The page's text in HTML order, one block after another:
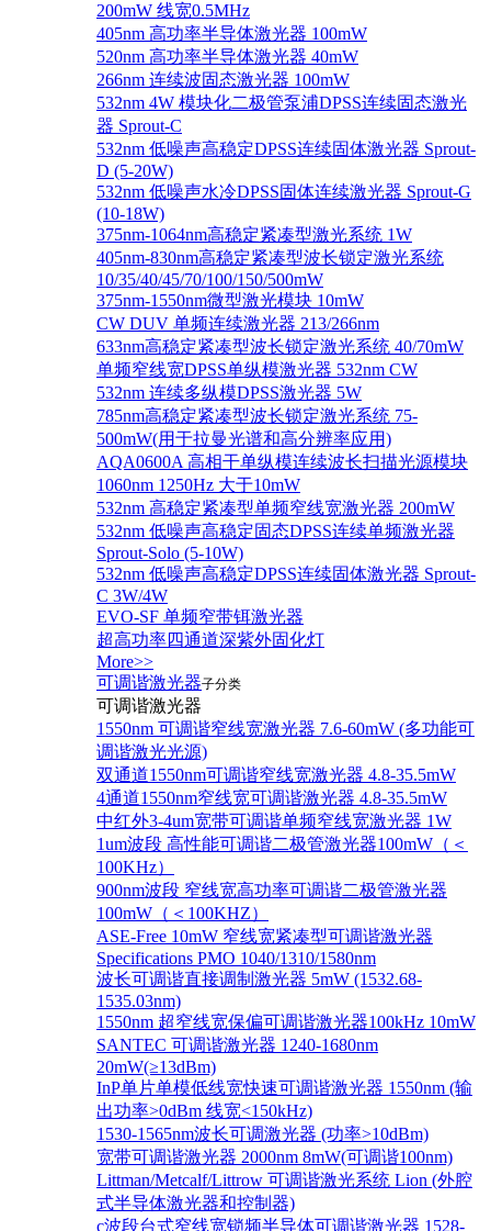
200mW 线宽0.5MHz
405nm 高功率半导体激光器 100mW
520nm 高功率半导体激光器 40mW
266nm 连续波固态激光器 100mW
532nm 4W 模块化二极管泵浦DPSS连续固态激光
器 Sprout-C
532nm 低噪声高稳定DPSS连续固体激光器 Sprout-
D (5-20W)
532nm 低噪声水冷DPSS固体连续激光器 Sprout-G
(10-18W)
375nm-1064nm高稳定紧凑型激光系统 1W
405nm-830nm高稳定紧凑型波长锁定激光系统
10/35/40/45/70/100/150/500mW
375nm-1550nm微型激光模块 10mW
CW DUV 单频连续激光器 213/266nm
633nm高稳定紧凑型波长锁定激光系统 40/70mW
单频窄线宽DPSS单纵模激光器 532nm CW
532nm 连续多纵模DPSS激光器 5W
785nm高稳定紧凑型波长锁定激光系统 75-
500mW(用于拉曼光谱和高分辨率应用)
AQA0600A 高相干单纵模连续波长扫描光源模块
1060nm 1250Hz 大于10mW
532nm 高稳定紧凑型单频窄线宽激光器 200mW
532nm 低噪声高稳定固态DPSS连续单频激光器
Sprout‐Solo (5-10W)
532nm 低噪声高稳定DPSS连续固体激光器 Sprout-
C 3W/4W
EVO-SF 单频窄带铒激光器
超高功率四通道深紫外固化灯
More>>
可调谐激光器子分类
可调谐激光器
1550nm 可调谐窄线宽激光器 7.6-60mW (多功能可
调谐激光光源)
双通道1550nm可调谐窄线宽激光器 4.8-35.5mW
4通道1550nm窄线宽可调谐激光器 4.8-35.5mW
中红外3-4um宽带可调谐单频窄线宽激光器 1W
1um波段 高性能可调谐二极管激光器100mW（＜
100KHz）
900nm波段 窄线宽高功率可调谐二极管激光器
100mW（＜100KHZ）
ASE-Free 10mW 窄线宽紧凑型可调谐激光器
Specifications PMO 1040/1310/1580nm
波长可调谐直接调制激光器 5mW (1532.68-
1535.03nm)
1550nm 超窄线宽保偏可调谐激光器100kHz 10mW
SANTEC 可调谐激光器 1240-1680nm
20mW(≥13dBm)
InP单片单模低线宽快速可调谐激光器 1550nm (输
出功率>0dBm 线宽<150kHz)
1530-1565nm波长可调激光器 (功率>10dBm)
宽带可调谐激光器 2000nm 8mW(可调谐100nm)
Littman/Metcalf/Littrow 可调谐激光系统 Lion (外腔
式半导体激光器和控制器)
c波段台式窄线宽锁频半导体可调谐激光器 1528-